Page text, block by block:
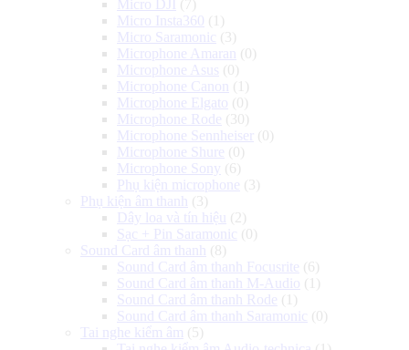
Micro DJI (7)
Micro Insta360 (1)
Micro Saramonic (3)
Microphone Amaran
(0)
Microphone Asus (0)
Microphone Canon
(1)
Microphone Elgato (0)
Microphone Rode (30)
Microphone Sennheiser
(0)
Microphone Shure (0)
Microphone Sony (6)
Phụ kiện microphone (3)
Phụ kiện âm thanh
(3)
Dây loa và tín hiệu
(2)
Sạc + Pin Saramonic (0)
Sound Card âm thanh
(8)
Sound Card âm thanh Focusrite (6)
Sound Card âm thanh M-Audio (1)
Sound Card âm thanh Rode (1)
Sound Card âm thanh Saramonic (0)
Tai nghe kiểm âm (5)